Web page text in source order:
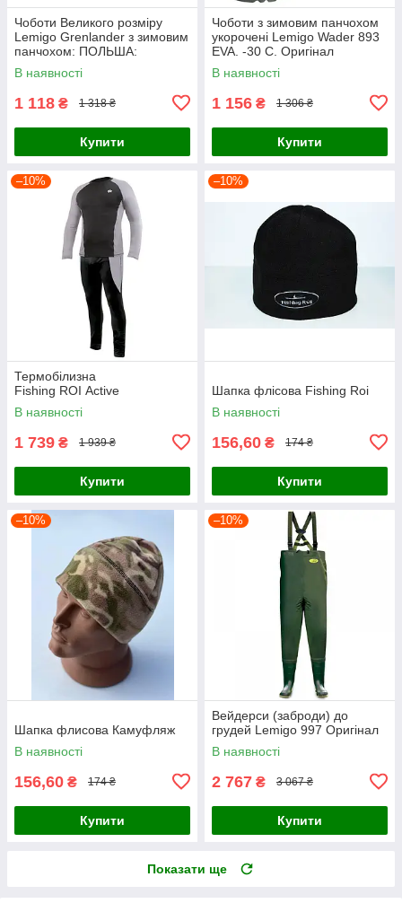
Чоботи Великого розміру
Lemigo Grenlander з зимовим
панчохом: ПОЛЬША:
(Оригінал)
В наявності
1 118 ₴ 1 318 ₴
Купити
Чоботи з зимовим панчохом
укорочені Lemigo Wader 893
EVA. -30 С. Оригінал
(виробництво Польща).
В наявності
1 156 ₴ 1 306 ₴
Купити
–10%
Термобілизна
Fishing ROI Active
В наявності
1 739 ₴ 1 939 ₴
Купити
–10%
Шапка флісова Fishing Roi
В наявності
156,60 ₴ 174 ₴
Купити
–10%
Шапка флисова Камуфляж
В наявності
156,60 ₴ 174 ₴
Купити
–10%
Вейдерси (заброди) до
грудей Lemigo 997 Оригінал
В наявності
2 767 ₴ 3 067 ₴
Купити
Показати ще